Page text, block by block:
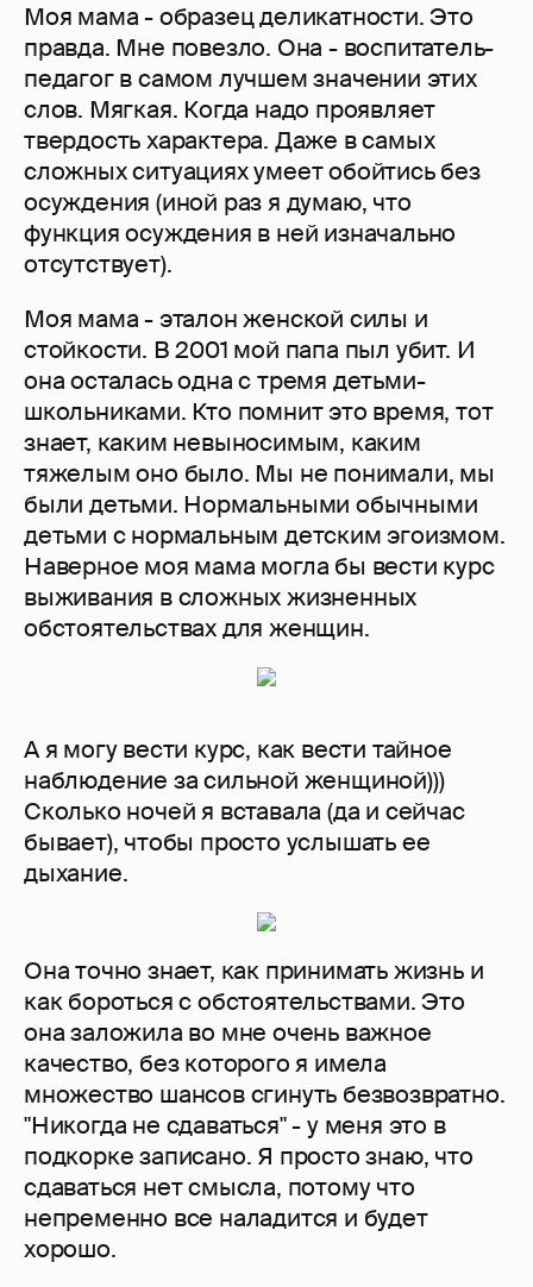
Моя мама - образец деликатности. Это
правда. Мне повезло. Она - воспитатель-
педагог в самом лучшем значении этих
слов. Мягкая. Когда надо проявляет
твердость характера. Даже в самых
сложных ситуациях умеет обойтись без
осуждения (иной раз я думаю, что
функция осуждения в ней изначально
отсутствует).
Моя мама - эталон женской силы и
стойкости. В 2001 мой папа пыл убит. И
она осталась одна с тремя детьми-
школьниками. Кто помнит это время, тот
знает, каким невыносимым, каким
тяжелым оно было. Мы не понимали, мы
были детьми. Нормальными обычными
детьми с нормальным детским эгоизмом.
Наверное моя мама могла бы вести курс
выживания в сложных жизненных
обстоятельствах для женщин.
А я могу вести курс, как вести тайное
наблюдение за сильной женщиной)))
Сколько ночей я вставала (да и сейчас
бывает), чтобы просто услышать ее
дыхание.
Она точно знает, как принимать жизнь и
как бороться с обстоятельствами. Это
она заложила во мне очень важное
качество, без которого я имела
множество шансов сгинуть безвозвратно.
"Никогда не сдаваться" - у меня это в
подкорке записано. Я просто знаю, что
сдаваться нет смысла, потому что
непременно все наладится и будет
хорошо.